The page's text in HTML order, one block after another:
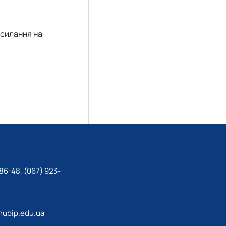
на
48, (067) 923-